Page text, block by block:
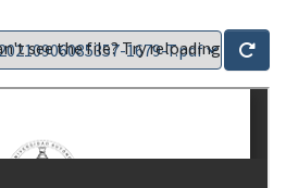
see the file? Try reloading